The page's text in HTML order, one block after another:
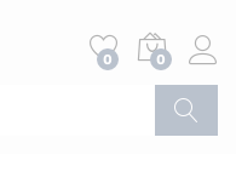
0 0